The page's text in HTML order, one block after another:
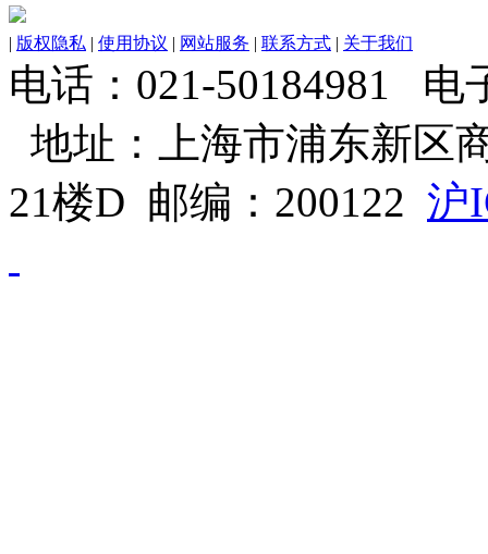
| 版权隐私 | 使用协议 | 网站服务 | 联系方式 | 关于我们
电话：021-50184981 电
地址：上海市浦东新区
21楼D 邮编：200122 沪